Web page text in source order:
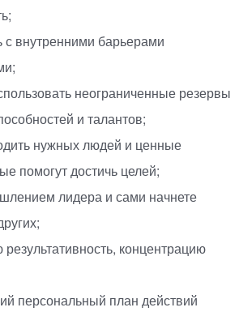
с внутренними барьерами
неограниченные резервы
и талантов;
нужных людей и ценные
помогут достичь целей;
лидера и сами начнете
концентрацию
персональный план действий